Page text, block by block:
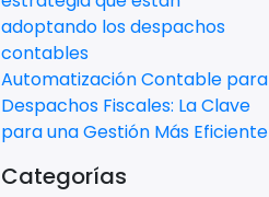
adoptando los despachos
contables
Automatización Contable para
Despachos Fiscales: La Clave
para una Gestión Más Eficiente
Categorías